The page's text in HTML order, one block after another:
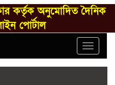
কর্তৃক অনুমোদিত দৈনিক
পোর্টাল
Toggle